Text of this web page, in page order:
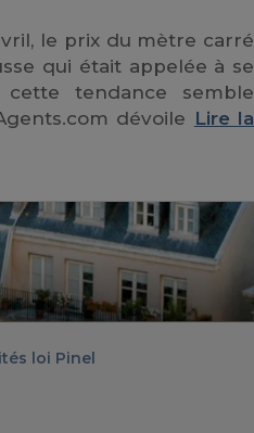
le prix du mètre carré
qui était appelée à se
cette tendance semble
dévoile Lire la
loi Pinel